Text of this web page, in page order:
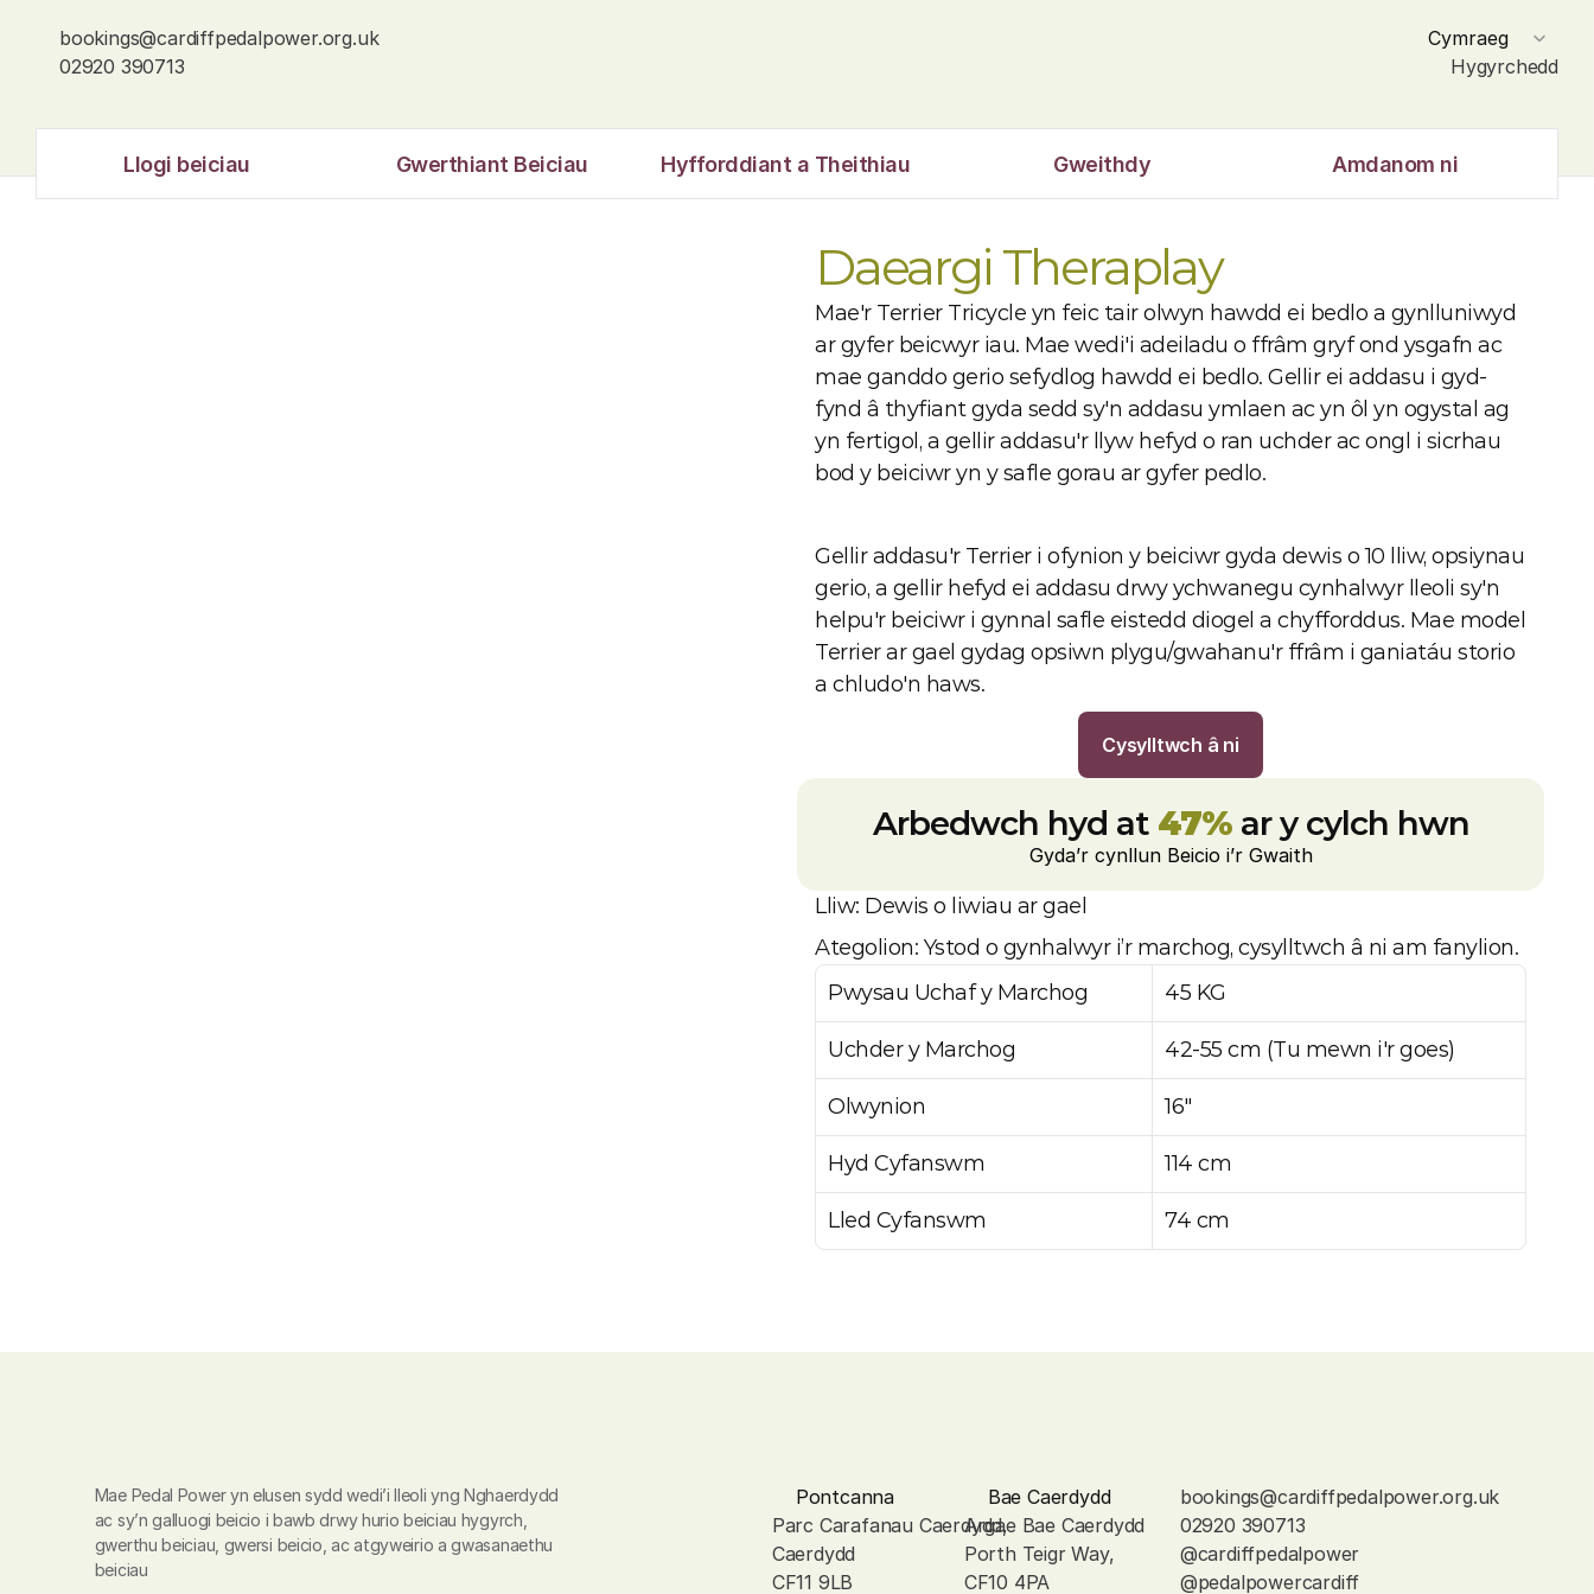
bookings@cardiffpedalpower.org.uk
02920 390713
Select Language
Cymraeg
Hygyrchedd
Llogi beiciau Gwerthiant Beiciau Hyfforddiant a Theithiau Gweithdy Amdanom ni
Daeargi Theraplay
Mae'r Terrier Tricycle yn feic tair olwyn hawdd ei bedlo a gynlluniwyd
ar gyfer beicwyr iau. Mae wedi'i adeiladu o ffrâm gryf ond ysgafn ac
mae ganddo gerio sefydlog hawdd ei bedlo. Gellir ei addasu i gyd-
fynd â thyfiant gyda sedd sy'n addasu ymlaen ac yn ôl yn ogystal ag
yn fertigol, a gellir addasu'r llyw hefyd o ran uchder ac ongl i sicrhau
bod y beiciwr yn y safle gorau ar gyfer pedlo.
Gellir addasu'r Terrier i ofynion y beiciwr gyda dewis o 10 lliw, opsiynau
gerio, a gellir hefyd ei addasu drwy ychwanegu cynhalwyr lleoli sy'n
helpu'r beiciwr i gynnal safle eistedd diogel a chyfforddus. Mae model
Terrier ar gael gydag opsiwn plygu/gwahanu'r ffrâm i ganiatáu storio
a chludo'n haws.
Cysylltwch â ni
Arbedwch hyd at 47% ar y cylch hwn
Gyda’r cynllun Beicio i’r Gwaith
Lliw: Dewis o liwiau ar gael
Ategolion: Ystod o gynhalwyr i’r marchog, cysylltwch â ni am fanylion.
Pwysau Uchaf y Marchog
45 KG
Uchder y Marchog 42-55 cm (Tu mewn i'r goes)
Olwynion 16"
Hyd Cyfanswm 114 cm
Lled Cyfanswm 74 cm
Mae Pedal Power yn elusen sydd wedi’i lleoli yng Nghaerdydd
ac sy’n galluogi beicio i bawb drwy hurio beiciau hygyrch,
gwerthu beiciau, gwersi beicio, ac atgyweirio a gwasanaethu
beiciau
Pontcanna
Parc Carafanau Caerdydd,
Caerdydd
CF11 9LB
Bae Caerdydd
Argae Bae Caerdydd
Porth Teigr Way,
CF10 4PA
bookings@cardiffpedalpower.org.uk
02920 390713
@cardiffpedalpower
@pedalpowercardiff